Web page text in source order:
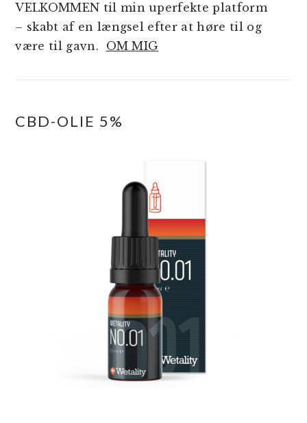
VELKOMMEN til min uperfekte platform
– skabt af en længsel efter at høre til og
være til gavn. OM MIG
CBD-OLIE 5%